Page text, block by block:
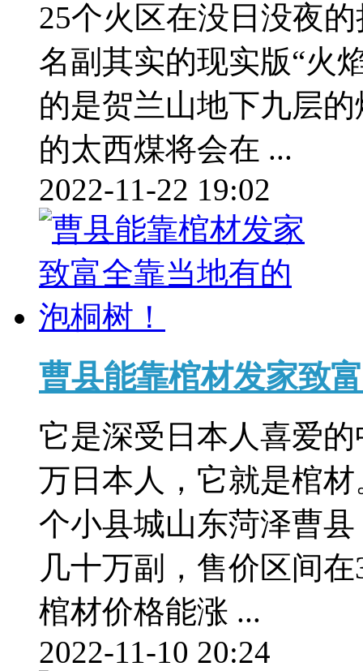
25个火区在没日没夜
名副其实的现实版“火
的是贺兰山地下九层
的太西煤将会在 ...
2022-11-22 19:02
曹县能靠棺材发家致
它是深受日本人喜爱
万日本人，它就是棺
个小县城山东菏泽曹
几十万副，售价区间
棺材价格能涨 ...
2022-11-10 20:24